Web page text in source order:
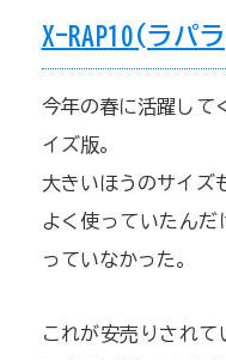
X-RAP10(ラパ
今年の春に活躍して
イズ版。
大きいほうのサイズ
よく使っていたん
っていなかった。
これが安売りされ